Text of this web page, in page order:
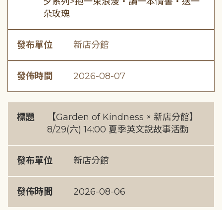
朵玫瑰
發布單位 新店分館
發佈時間 2026-08-07
標題
【Garden of Kindness × 新店分館】
8/29(六) 14:00 夏季英文說故事活動
發布單位 新店分館
發佈時間 2026-08-06